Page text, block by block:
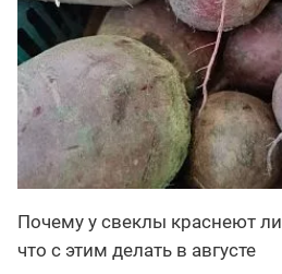
Почему у свеклы краснеют
что с этим делать в августе